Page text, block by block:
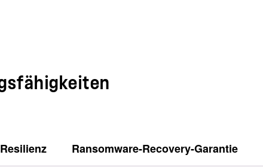
Ransomware-Recovery-Garantie